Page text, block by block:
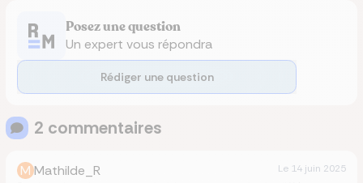
Posez une question
Un expert vous répondra
Rédiger une question
2 commentaires
M Mathilde_R Le 14 juin 2025